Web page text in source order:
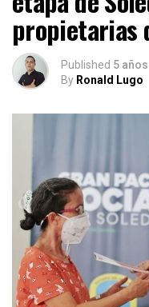
propietarias
Published 5
By Ronald Lugo